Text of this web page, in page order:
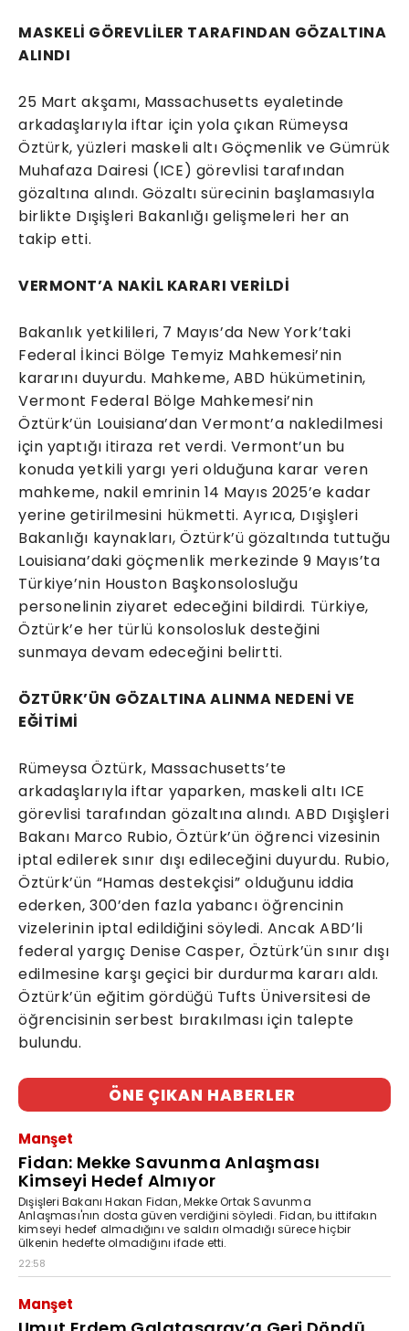
MASKELİ GÖREVLİLER TARAFINDAN GÖZALTINA
ALINDI
25 Mart akşamı, Massachusetts eyaletinde
arkadaşlarıyla iftar için yola çıkan Rümeysa
Öztürk, yüzleri maskeli altı Göçmenlik ve Gümrük
Muhafaza Dairesi (ICE) görevlisi tarafından
gözaltına alındı. Gözaltı sürecinin başlamasıyla
birlikte Dışişleri Bakanlığı gelişmeleri her an
takip etti.
VERMONT’A NAKİL KARARI VERİLDİ
Bakanlık yetkilileri, 7 Mayıs’da New York’taki
Federal İkinci Bölge Temyiz Mahkemesi’nin
kararını duyurdu. Mahkeme, ABD hükümetinin,
Vermont Federal Bölge Mahkemesi’nin
Öztürk’ün Louisiana’dan Vermont’a nakledilmesi
için yaptığı itiraza ret verdi. Vermont’un bu
konuda yetkili yargı yeri olduğuna karar veren
mahkeme, nakil emrinin 14 Mayıs 2025’e kadar
yerine getirilmesini hükmetti. Ayrıca, Dışişleri
Bakanlığı kaynakları, Öztürk’ü gözaltında tuttuğu
Louisiana’daki göçmenlik merkezinde 9 Mayıs’ta
Türkiye’nin Houston Başkonsolosluğu
personelinin ziyaret edeceğini bildirdi. Türkiye,
Öztürk’e her türlü konsolosluk desteğini
sunmaya devam edeceğini belirtti.
ÖZTÜRK’ÜN GÖZALTINA ALINMA NEDENİ VE
EĞİTİMİ
Rümeysa Öztürk, Massachusetts’te
arkadaşlarıyla iftar yaparken, maskeli altı ICE
görevlisi tarafından gözaltına alındı. ABD Dışişleri
Bakanı Marco Rubio, Öztürk’ün öğrenci vizesinin
iptal edilerek sınır dışı edileceğini duyurdu. Rubio,
Öztürk’ün “Hamas destekçisi” olduğunu iddia
ederken, 300’den fazla yabancı öğrencinin
vizelerinin iptal edildiğini söyledi. Ancak ABD’li
federal yargıç Denise Casper, Öztürk’ün sınır dışı
edilmesine karşı geçici bir durdurma kararı aldı.
Öztürk’ün eğitim gördüğü Tufts Üniversitesi de
öğrencisinin serbest bırakılması için talepte
bulundu.
ÖNE ÇIKAN HABERLER
Manşet
Fidan: Mekke Savunma Anlaşması
Kimseyi Hedef Almıyor
Dışişleri Bakanı Hakan Fidan, Mekke Ortak Savunma
Anlaşması'nın dosta güven verdiğini söyledi. Fidan, bu ittifakın
kimseyi hedef almadığını ve saldırı olmadığı sürece hiçbir
ülkenin hedefte olmadığını ifade etti.
22:58
Manşet